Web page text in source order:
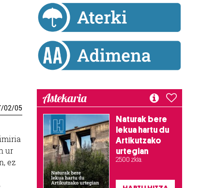
/02/05
ur
ez
Astekaria
Naturak bere
lekua hartu du
Artikutzako
urtegian
2.500 zkia.